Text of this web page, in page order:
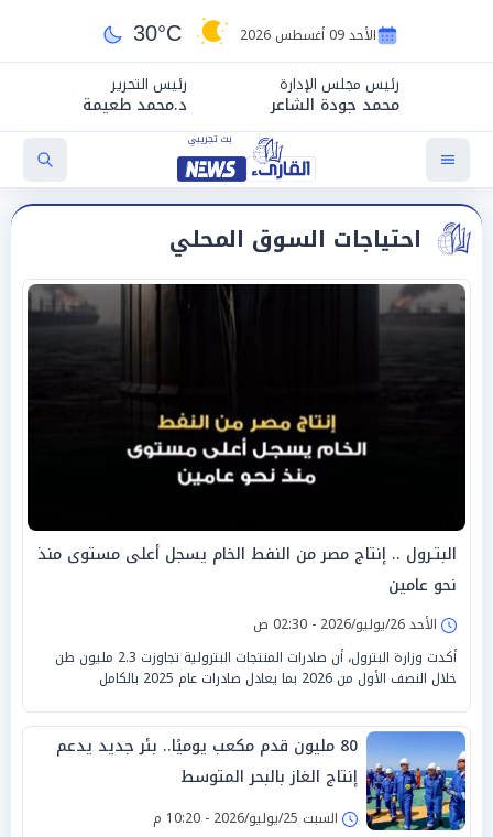
الأحد 09 أغسطس 2026 30°C
رئيس مجلس الإدارة
محمد جودة الشاعر
رئيس التحرير
د.محمد طعيمة
احتياجات السوق المحلي
البتـرول .. إنتاج مصر من النفط الخام يسجل أعلى مستوى منذ
نحو عامين
الأحد 26/يوليو/2026 - 02:30 ص
أكدت وزارة البترول، أن صادرات المنتجات البترولية تجاوزت 2.3 مليون طن
خلال النصف الأول من 2026 بما يعادل صادرات عام 2025 بالكامل
80 مليون قدم مكعب يوميًا.. بئر جديد يدعم
إنتاج الغاز بالبحر المتوسط
السبت 25/يوليو/2026 - 10:20 م